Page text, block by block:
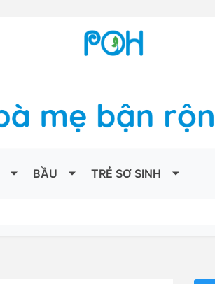
BẦU TRẺ SƠ SINH